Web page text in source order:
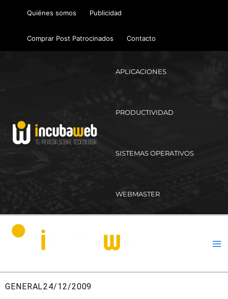
Quiénes somos Publicidad
Comprar Post Patrocinados Contacto
APLICACIONES
PRODUCTIVIDAD
SISTEMAS OPERATIVOS
WEBMASTER
GENERAL24/12/2009